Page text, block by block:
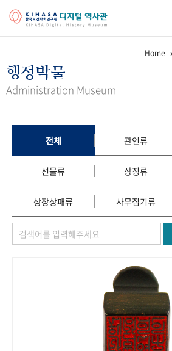
걸어온 길 기관 변천사
정책과 연구 키워드로 보는 연구 역사
간행물 변천사
기록물 아카이브
사진 아카이브 문서 기록물 행정박물
숫자로 보는 50년 50+1
Home
행정박물
Administration Museum
전체 관인류
선물류 상징류
상장상패류 사무집기류